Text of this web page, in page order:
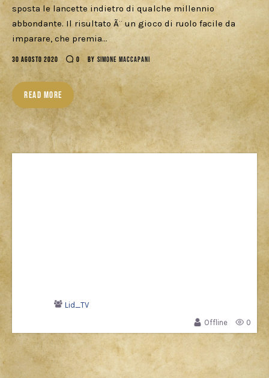
sposta le lancette indietro di qualche millennio
abbondante. Il risultato Ã¨ un gioco di ruolo facile da
imparare, che premia…
30 AGOSTO 2020 0 BY SIMONE MACCAPANI
READ MORE
Lid_TV
Offline
0